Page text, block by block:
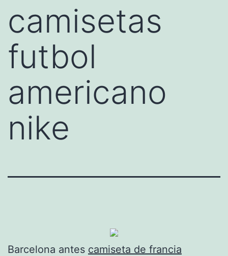
camisetas
futbol
americano
nike
Barcelona antes camiseta de francia